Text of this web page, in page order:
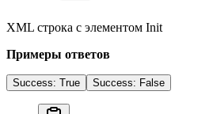
XML строка с элементом Init
Примеры ответов
Success: True Success: False